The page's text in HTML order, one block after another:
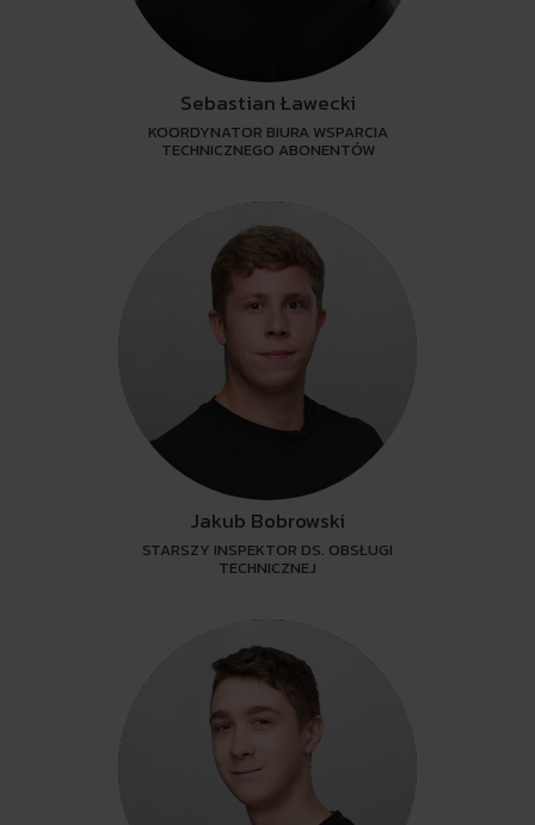
Sebastian Ławecki
KOORDYNATOR BIURA WSPARCIA
TECHNICZNEGO ABONENTÓW
Jakub Bobrowski
STARSZY INSPEKTOR DS. OBSŁUGI
TECHNICZNEJ